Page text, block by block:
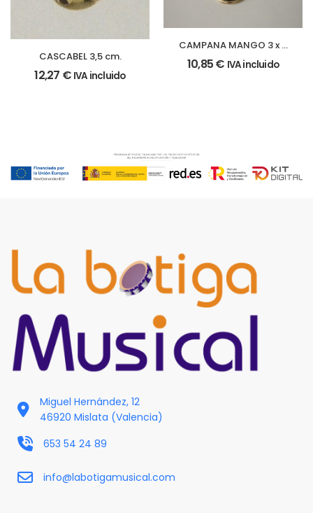
CASCABEL 3,5 cm.
12,27 € IVA incluido
CAMPANA MANGO 3 x 6
cm.
10,85€ IVA incluido
Miguel Hernández, 12
46920 Mislata (Valencia)
653 54 24 89
info@labotigamusical.com